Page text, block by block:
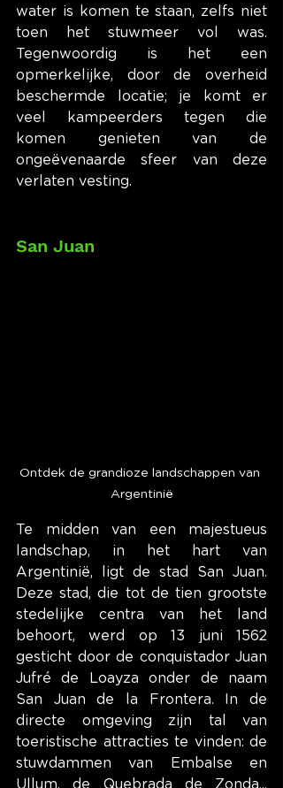
water is komen te staan, zelfs niet
toen het stuwmeer vol was.
Tegenwoordig is het een
opmerkelijke, door de overheid
beschermde locatie; je komt er
veel kampeerders tegen die
komen genieten van de
ongeëvenaarde sfeer van deze
verlaten vesting.
San Juan
Ontdek de grandioze landschappen van
Argentinië
Te midden van een majestueus
landschap, in het hart van
Argentinië, ligt de stad San Juan.
Deze stad, die tot de tien grootste
stedelijke centra van het land
behoort, werd op 13 juni 1562
gesticht door de conquistador Juan
Jufré de Loayza onder de naam
San Juan de la Frontera. In de
directe omgeving zijn tal van
toeristische attracties te vinden: de
stuwdammen van Embalse en
Ullum, de Quebrada de Zonda...